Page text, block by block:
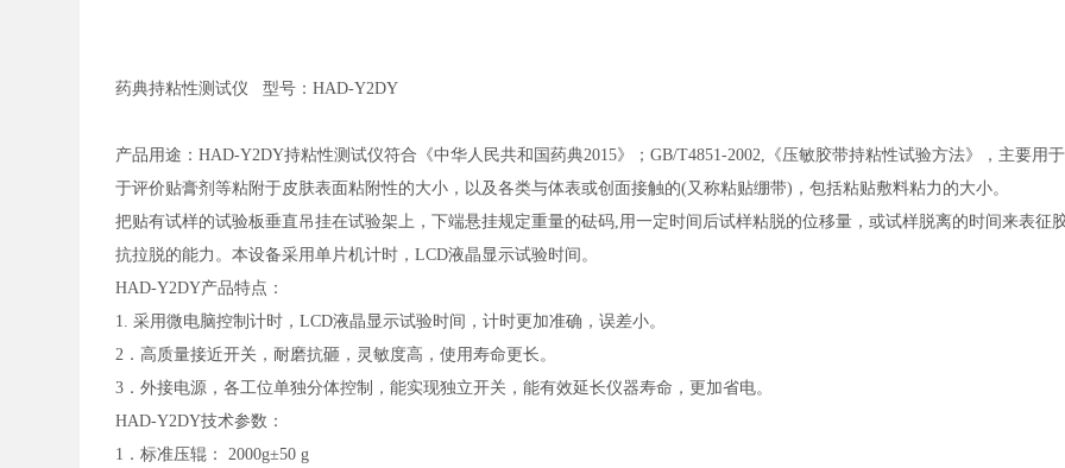
药典持粘性测试仪 型号：HAD-Y2DY
产品用途：HAD-Y2DY持粘性测试仪符合《中华人民共和国药典2015》；GB/T4851-2002,《压敏胶带持粘性试验方法》，主要用
于评价贴膏剂等粘附于皮肤表面粘附性的大小，以及各类与体表或创面接触的(又称粘贴绷带)，包括粘贴敷料粘力的大小。
把贴有试样的试验板垂直吊挂在试验架上，下端悬挂规定重量的砝码,用一定时间后试样粘脱的位移量，或试样脱离的时间来表征
抗拉脱的能力。本设备采用单片机计时，LCD液晶显示试验时间。
HAD-Y2DY产品特点：
1. 采用微电脑控制计时，LCD液晶显示试验时间，计时更加准确，误差小。
2．高质量接近开关，耐磨抗砸，灵敏度高，使用寿命更长。
3．外接电源，各工位单独分体控制，能实现独立开关，能有效延长仪器寿命，更加省电。
HAD-Y2DY技术参数：
1．标准压辊： 2000g±50 g